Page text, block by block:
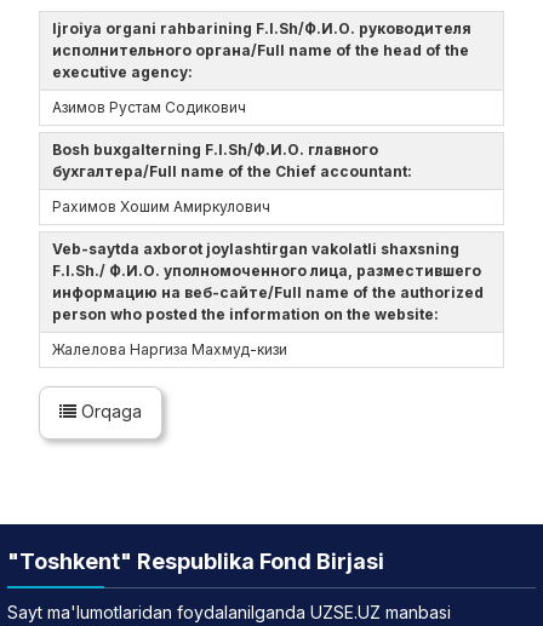
Ijroiya organi rahbarining F.I.Sh/Ф.И.О. руководителя
исполнительного органа/Full name of the head of the
executive agency:
Азимов Рустам Содикович
Bosh buxgalterning F.I.Sh/Ф.И.О. главного
бухгалтера/Full name of the Chief accountant:
Рахимов Хошим Амиркулович
Veb-saytda axborot joylashtirgan vakolatli shaxsning
F.I.Sh./ Ф.И.О. уполномоченного лица, разместившего
информацию на веб-сайте/Full name of the authorized
person who posted the information on the website:
Жалелова Наргиза Махмуд-кизи
Orqaga
"Toshkent" Respublika Fond Birjasi
Sayt ma'lumotlaridan foydalanilganda UZSE.UZ manbasi